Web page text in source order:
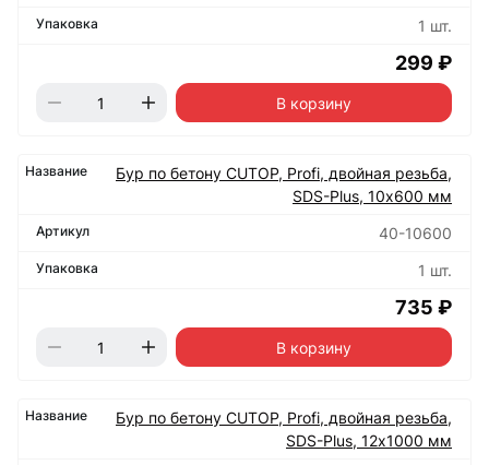
1 шт.
299 ₽
В корзину
Бур по бетону CUTOP, Profi, двойная резьба,
SDS-Plus, 10х600 мм
40-10600
1 шт.
735 ₽
В корзину
Бур по бетону CUTOP, Profi, двойная резьба,
SDS-Plus, 12х1000 мм